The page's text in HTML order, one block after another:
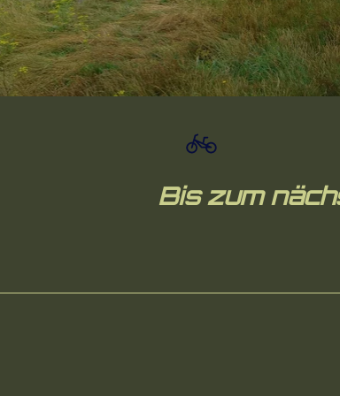
Bis zum